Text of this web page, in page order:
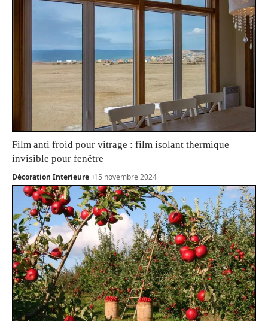
Film anti froid pour vitrage : film isolant thermique
invisible pour fenêtre
Décoration Interieure 15 novembre 2024